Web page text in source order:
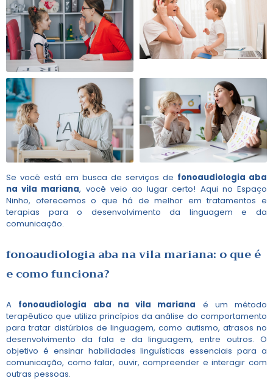
Se você está em busca de serviços de fonoaudiologia aba
na vila mariana, você veio ao lugar certo! Aqui no Espaço
Ninho, oferecemos o que há de melhor em tratamentos e
terapias para o desenvolvimento da linguagem e da
comunicação.
fonoaudiologia aba na vila mariana: o que é
e como funciona?
A fonoaudiologia aba na vila mariana é um método
terapêutico que utiliza princípios da análise do comportamento
para tratar distúrbios de linguagem, como autismo, atrasos no
desenvolvimento da fala e da linguagem, entre outros. O
objetivo é ensinar habilidades linguísticas essenciais para a
comunicação, como falar, ouvir, compreender e interagir com
outras pessoas.